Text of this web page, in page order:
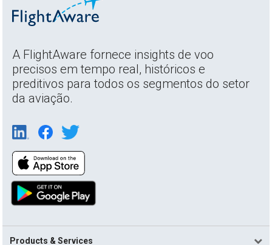
A FlightAware fornece insights de voo
precisos em tempo real, históricos e
preditivos para todos os segmentos do setor
da aviação.
Products & Services